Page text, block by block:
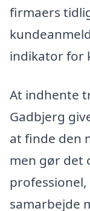
firmaers
indikator for
At indhente
Gadbjerg
at finde den
men gør det
samarbejde